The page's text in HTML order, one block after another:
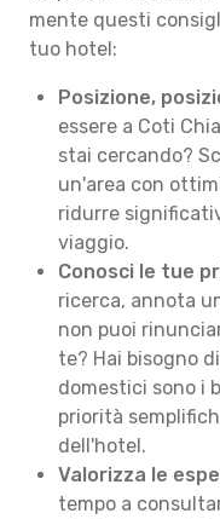
mente questi
tuo hotel:
Posizione,
essere a Coti
stai cercando?
un'area con
ridurre
viaggio.
Conosci le tue
ricerca, annota
non puoi
te? Hai bisogno
domestici sono i
priorità
dell'hotel.
Valorizza le
tempo a